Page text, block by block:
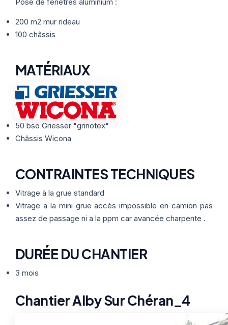
Nos Formules ACTUALITÉS
ETRE RAPPELÉ
200 m2 mur rideau
100 châssis
MATÉRIAUX
50 bso Griesser "grinotex"
Châssis Wicona
CONTRAINTES TECHNIQUES
Vitrage à la grue standard
Vitrage a la mini grue accès impossible en camion pas
assez de passage ni a la ppm car avancée charpente .
DURÉE DU CHANTIER
3 mois
Chantier Alby Sur Chéran_4